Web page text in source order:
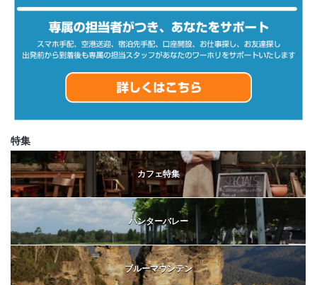
特集
カフェ特集
ハンターバレー
ブルーマウンテン